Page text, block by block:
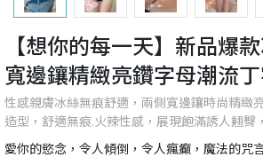
【想你的每一天】新品爆
寬邊鑲精緻亮鑽字母潮流
性感親膚冰絲無痕舒適，兩側寬邊鑲時尚精緻
造型，舒適無痕.火辣性感，展現飽滿誘人翹臀
愛你的慾念，令人傾倒，令人瘋癲，魔法的咒